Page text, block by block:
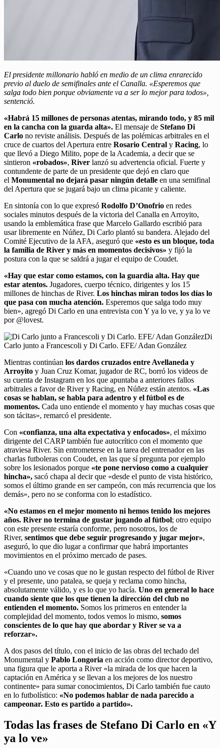
El presidente millonario habló en medio de un clima enrarecido
previo al duelo de semifinales ante el Canalla. «Esperemos que
salga todo bien porque obviamente va a ser lo mejor para todos»,
sentenció.
«Habrá 15 millones de personas atentas, mirando todo, y 85 mil
en la cancha con la guarda alta». El mensaje de Stefano Di
Carlo no reviste análisis. Después de las polémicas arbitrales en el
cruce de cuartos del Apertura entre Rosario Central y Racing, lo
que llevó a Diego Milito, pope de la Academia, a decir que se
sintieron «robados», River lanzó su advertencia oficial. Fuerte y
contundente de parte de un presidente que dejó en claro que
el Monumental no dejará pasar ningún detalle en una semifinal
del Apertura que se jugará bajo un clima picante y caliente.
En sintonía con lo que expresó Rodolfo D’Onofrio en redes
sociales minutos después de la victoria del Canalla en Arroyito,
usando la emblemática frase que Marcelo Gallardo escribió para
usar libremente en Núñez, Di Carlo plantó su bandera. Alejado del
Comité Ejecutivo de la AFA, aseguró que «esto es un bloque, toda
la familia de River y más en momentos decisivos» y fijó la
postura con la que se saldrá a jugar el equipo de Coudet.
«Hay que estar como estamos, con la guardia alta. Hay que
estar atentos. Jugadores, cuerpo técnico, dirigentes y los 15
millones de hinchas de River. Los hinchas miran todos los días lo
que pasa con mucha atención. Esperemos que salga todo muy
bien», agregó Di Carlo en una entrevista con Y ya lo ve, y ya lo ve
por @lovest.
Di
Carlo junto a Francescoli y Di Carlo. EFE/ Adan González
Mientras continúan los dardos cruzados entre Avellaneda y
Arroyito y Juan Cruz Komar, jugador de RC, borró los videos de
su cuenta de Instagram en los que apuntaba a anteriores fallos
arbitrales a favor de River y Racing, en Núñez están atentos. «Las
cosas se hablan, se habla para adentro y el fútbol es de
momentos. Cada uno entiende el momento y hay muchas cosas que
son tácitas», remarcó el presidente.
Con «confianza, una alta expectativa y enfocados», el máximo
dirigente del CARP también fue autocrítico con el momento que
atraviesa River. Sin entrometerse en la tarea del entrenador en las
charlas futboleras con Coudet, en las que sí pregunta por ejemplo
sobre los lesionados porque «te pone nervioso como a cualquier
hincha», sacó chapa al decir que «desde el punto de vista histórico,
somos el último grande en ser campeón, con más recurrencia que los
demás», pero no se conforma con lo estadístico.
«No estamos en el mejor momento ni hemos tenido los mejores
años. River no termina de gustar jugando al fútbol; otro equipo
con este presente estaría conforme, pero nosotros, los de
River, sentimos que debe seguir progresando y jugar mejor»,
aseguró, lo que dio lugar a confirmar que habrá importantes
movimientos en el próximo mercado de pases.
«Cuando uno ve cosas que no le gustan respecto del fútbol de River
y el presente, uno patalea, se queja y reclama como hincha,
absolutamente válido, y es lo que yo hacía. Uno en general lo hace
cuando siente que los que tienen la dirección del club no
entienden el momento. Somos los primeros en entender la
complejidad del momento, todos vemos lo mismo, somos
conscientes de lo que hay que abordar y River se va a
reforzar».
A dos pasos del título, con el inicio de las obras del techado del
Monumental y Pablo Longoria en acción como director deportivo,
una figura que le aporta a River «la mirada de los que hacen la
captación en América y se llevan a los mejores de los nuestro
continente» para sumar conocimientos, Di Carlo también fue cauto
en lo futbolístico: «No podemos hablar de nada parecido a
campeonar. Esto es partido a partido».
Todas las frases de Stefano Di Carlo en «Y
ya lo ve»